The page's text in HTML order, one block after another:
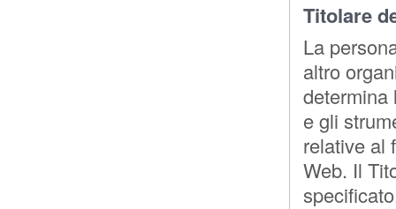
Titolare
La
altro
determina
e gli
relative al
Web. Il